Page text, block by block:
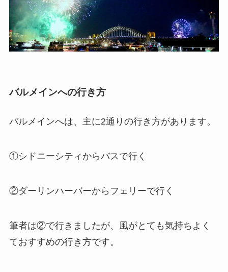
バルメインへの行き方
バルメインへは、主に2通りの行き方があります。
①シドニーシティからバスで行く
②ダーリンハーバーからフェリーで行く
筆者は②で行きましたが、風がとても気持ちよく
ておすすめの行き方です。